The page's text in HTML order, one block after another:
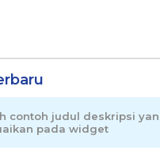
contoh judul deskripsi
pada widget